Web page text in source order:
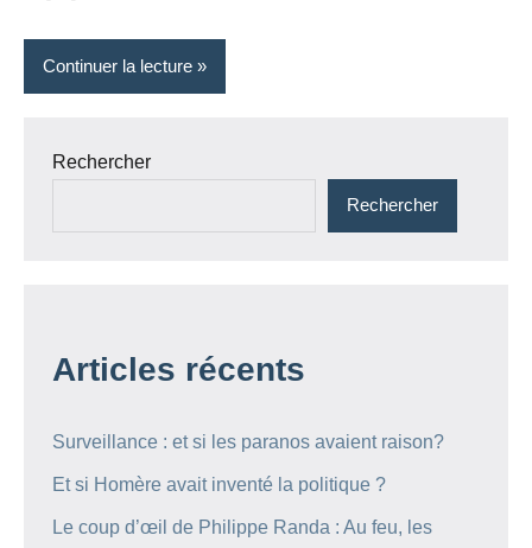
Continuer la lecture
Rechercher
Rechercher
Articles récents
Surveillance : et si les paranos avaient raison?
Et si Homère avait inventé la politique ?
Le coup d’œil de Philippe Randa : Au feu, les